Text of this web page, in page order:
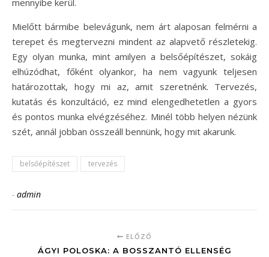
mennyibe kerül.
Mielőtt bármibe belevágunk, nem árt alaposan felmérni a
terepet és megtervezni mindent az alapvető részletekig.
Egy olyan munka, mint amilyen a belsőépítészet, sokáig
elhúzódhat, főként olyankor, ha nem vagyunk teljesen
határozottak, hogy mi az, amit szeretnénk. Tervezés,
kutatás és konzultáció, ez mind elengedhetetlen a gyors
és pontos munka elvégzéséhez. Minél több helyen nézünk
szét, annál jobban összeáll bennünk, hogy mit akarunk.
belsőépítészet tervezés
- admin
ELŐZŐ
ÁGYI POLOSKA: A BOSSZANTÓ ELLENSÉG